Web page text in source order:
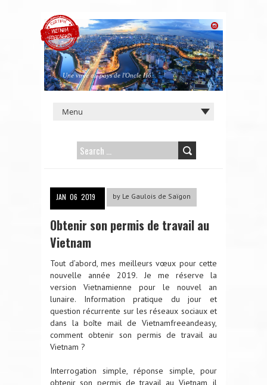
Une virée au pays de l'Oncle Hô...
SEARCH
JAN 06 2019 by Le Gaulois de Saïgon
Obtenir son permis de travail au
Vietnam
Tout d’abord, mes meilleurs vœux pour cette
nouvelle année 2019. Je me réserve la
version Vietnamienne pour le nouvel an
lunaire. Information pratique du jour et
question récurrente sur les réseaux sociaux et
dans la boîte mail de Vietnamfreeandeasy,
comment obtenir son permis de travail au
Vietnam ?
Interrogation simple, réponse simple, pour
obtenir son permis de travail au Vietnam, il